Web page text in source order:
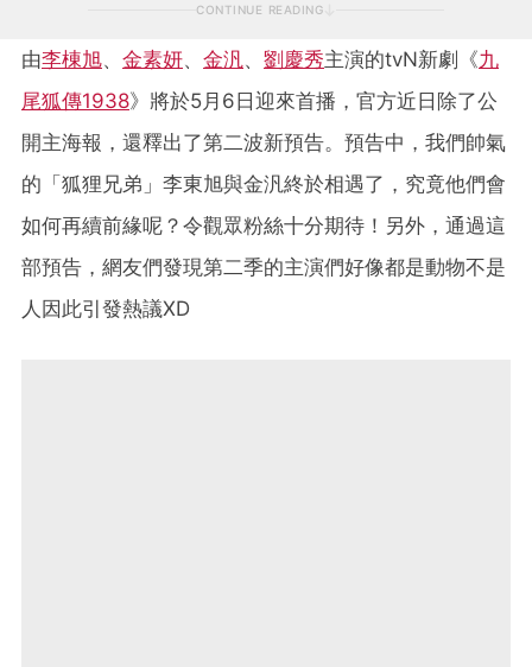
CONTINUE READING
由李棟旭、 金素妍、 金汎、 劉慶秀主演的tvN新劇《九
尾狐傳1938》將於5月6日迎來首播，官方近日除了公
開主海報，還釋出了第二波新預告。預告中，我們帥氣
的「狐狸兄弟」李東旭與金汎終於相遇了，究竟他們會
如何再續前緣呢？令觀眾粉絲十分期待！另外，通過這
部預告，網友們發現第二季的主演們好像都是動物不是
人因此引發熱議XD